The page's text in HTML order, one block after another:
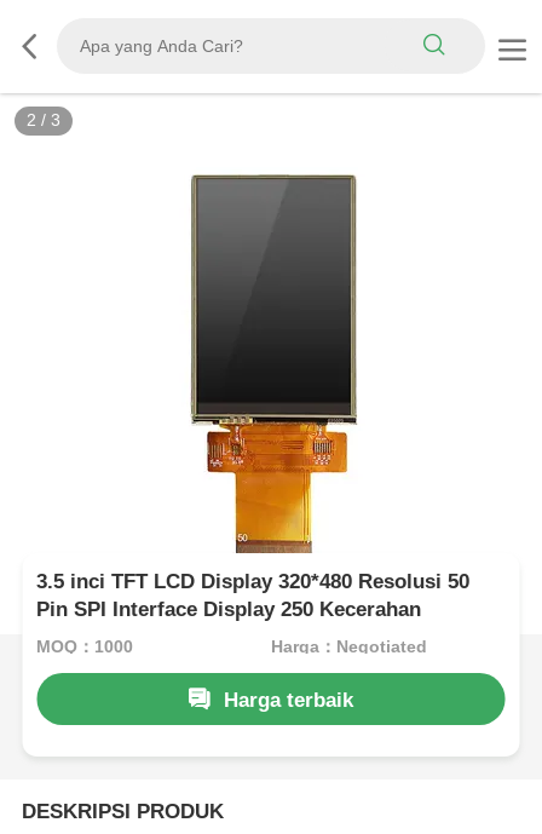
2 / 3
3.5 inci TFT LCD Display 320*480 Resolusi 50
Pin SPI Interface Display 250 Kecerahan
MOQ：1000 Harga：Negotiated
Harga terbaik
DESKRIPSI PRODUK